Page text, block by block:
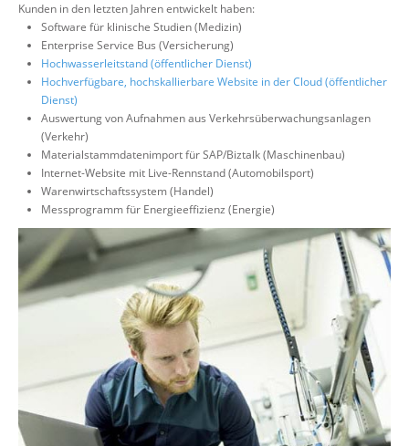
Kunden in den letzten Jahren entwickelt haben:
Software für klinische Studien (Medizin)
Enterprise Service Bus (Versicherung)
Hochwasserleitstand (öffentlicher Dienst)
Hochverfügbare, hochskallierbare Website in der Cloud (öffentlicher
Dienst)
Auswertung von Aufnahmen aus Verkehrsüberwachungsanlagen
(Verkehr)
Materialstammdatenimport für SAP/Biztalk (Maschinenbau)
Internet-Website mit Live-Rennstand (Automobilsport)
Warenwirtschaftssystem (Handel)
Messprogramm für Energieeffizienz (Energie)